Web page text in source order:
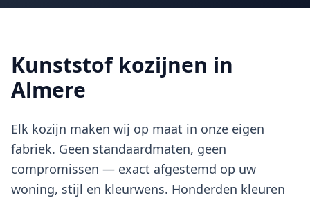
Kunststof kozijnen in
Almere
Elk kozijn maken wij op maat in onze eigen
fabriek. Geen standaardmaten, geen
compromissen — exact afgestemd op uw
woning, stijl en kleurwens. Honderden kleuren